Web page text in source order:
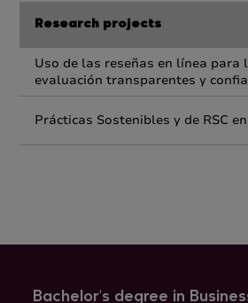
Research projects
Uso de las reseñas en línea
evaluación transparentes y
Prácticas Sostenibles y de RSC
Bachelor's degree in